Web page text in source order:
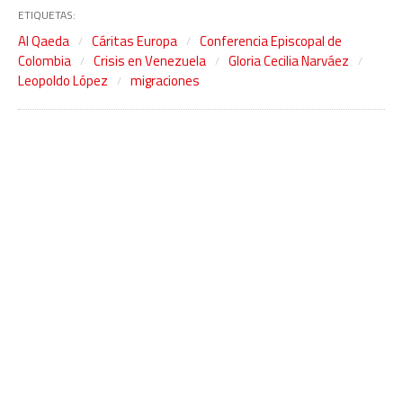
ETIQUETAS:
Al Qaeda Cáritas Europa
Conferencia Episcopal de
Colombia
Crisis en Venezuela
Gloria Cecilia Narváez
Leopoldo López
migraciones